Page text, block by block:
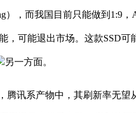
，而我国目前只能做到1:9，
可能退出市场。这款SSD可
另一方面。
讯系产物中，其刷新率无望